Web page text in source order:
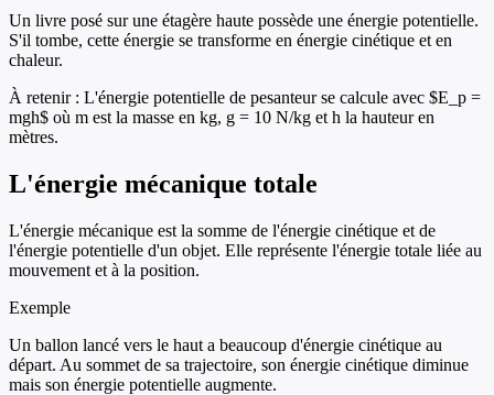
Un livre posé sur une étagère haute possède une énergie potentielle.
S'il tombe, cette énergie se transforme en énergie cinétique et en
chaleur.
À retenir : L'énergie potentielle de pesanteur se calcule avec $E_p =
mgh$ où m est la masse en kg, g = 10 N/kg et h la hauteur en
mètres.
L'énergie mécanique totale
L'énergie mécanique est la somme de l'énergie cinétique et de
l'énergie potentielle d'un objet. Elle représente l'énergie totale liée au
mouvement et à la position.
Exemple
Un ballon lancé vers le haut a beaucoup d'énergie cinétique au
départ. Au sommet de sa trajectoire, son énergie cinétique diminue
mais son énergie potentielle augmente.